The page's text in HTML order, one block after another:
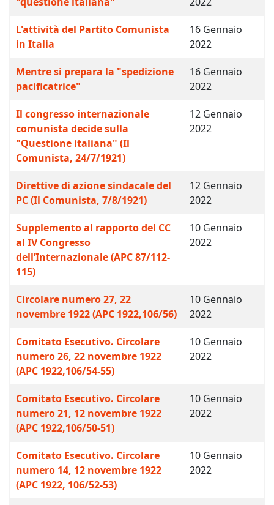
L'attività del Partito Comunista
in Italia
16 Gennaio
2022
Mentre si prepara la "spedizione
pacificatrice"
16 Gennaio
2022
Il congresso internazionale
comunista decide sulla
"Questione italiana" (Il
Comunista, 24/7/1921)
12 Gennaio
2022
Direttive di azione sindacale del
PC (Il Comunista, 7/8/1921)
12 Gennaio
2022
Supplemento al rapporto del CC
al IV Congresso
dell’Internazionale (APC 87/112-
115)
10 Gennaio
2022
Circolare numero 27, 22
novembre 1922 (APC 1922,106/56)
10 Gennaio
2022
Comitato Esecutivo. Circolare
numero 26, 22 novembre 1922
(APC 1922,106/54-55)
10 Gennaio
2022
Comitato Esecutivo. Circolare
numero 21, 12 novembre 1922
(APC 1922,106/50-51)
10 Gennaio
2022
Comitato Esecutivo. Circolare
numero 14, 12 novembre 1922
(APC 1922, 106/52-53)
10 Gennaio
2022